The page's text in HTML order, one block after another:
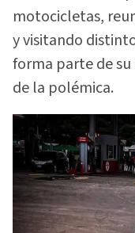
motocicletas,
y visitando
forma parte de
de la polémica.